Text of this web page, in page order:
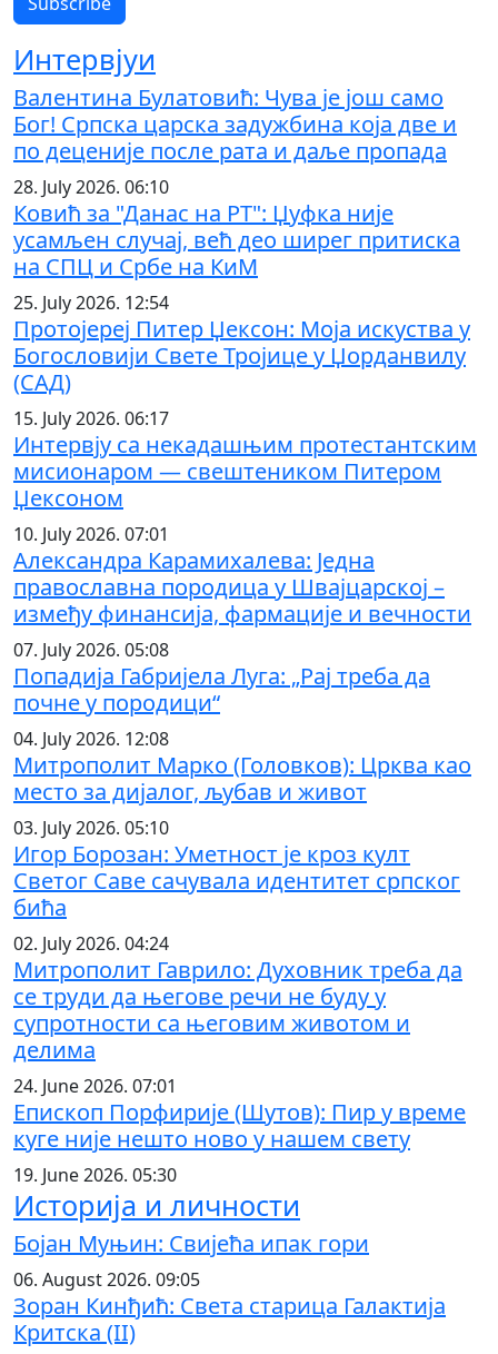
Интервјуи
Валентина Булатовић: Чува је још само
Бог! Српска царска задужбина која две и
по деценије после рата и даље пропада
28. July 2026. 06:10
Ковић за "Данас на РТ": Џуфка није
усамљен случај, већ део ширег притиска
на СПЦ и Србе на КиМ
25. July 2026. 12:54
Протојереј Питер Џексон: Моја искуства у
Богословији Свете Тројице у Џорданвилу
(САД)
15. July 2026. 06:17
Интервју са некадашњим протестантским
мисионаром — свештеником Питером
Џексоном
10. July 2026. 07:01
Александра Карамихалева: Једна
православна породица у Швајцарској –
између финансија, фармације и вечности
07. July 2026. 05:08
Попадија Габријела Луга: „Рај треба да
почне у породици“
04. July 2026. 12:08
Митрополит Марко (Головков): Црква као
место за дијалог, љубав и живот
03. July 2026. 05:10
Игор Борозан: Уметност је кроз култ
Светог Саве сачувала идентитет српског
бића
02. July 2026. 04:24
Митрополит Гаврило: Духовник треба да
се труди да његове речи не буду у
супротности са његовим животом и
делима
24. June 2026. 07:01
Епископ Порфирије (Шутов): Пир у време
куге није нешто ново у нашем свету
19. June 2026. 05:30
Историја и личности
Бојан Муњин: Свијећа ипак гори
06. August 2026. 09:05
Зоран Кинђић: Света старица Галактија
Критска (II)